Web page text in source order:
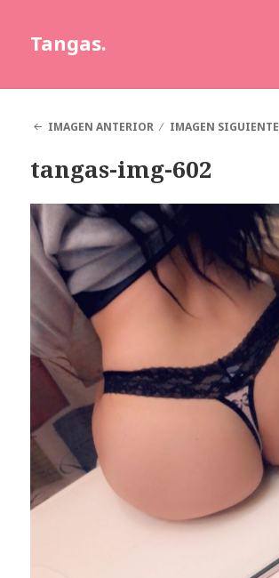
Tangas.
IMAGEN ANTERIOR
IMAGEN SIGUIENTE
tangas-img-602